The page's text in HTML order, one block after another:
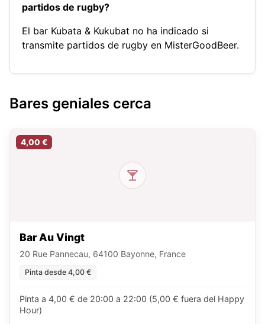
partidos de rugby?
El bar Kubata & Kukubat no ha indicado si
transmite partidos de rugby en MisterGoodBeer.
Bares geniales cerca
4,00 €
Bar Au Vingt
20 Rue Pannecau, 64100 Bayonne, France
Pinta desde 4,00 €
Pinta a 4,00 € de 20:00 a 22:00 (5,00 € fuera del Happy
Hour)